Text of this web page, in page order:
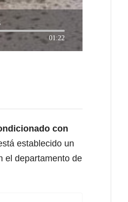
01:22
con
establecido un
el departamento de